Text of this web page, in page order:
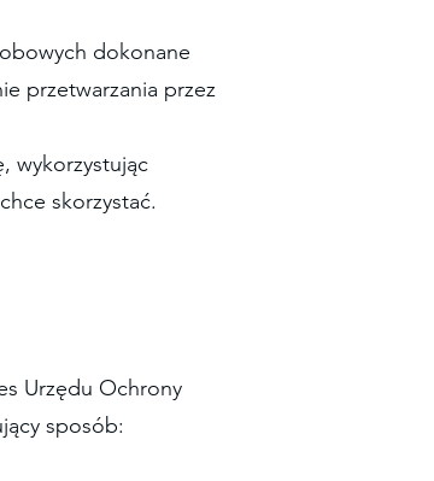
dokonane
przetwarzania przez
wykorzystując
skorzystać.
Urzędu Ochrony
sposób: